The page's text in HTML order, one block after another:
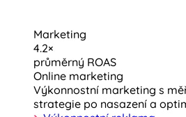
Marketing
4.2×
průměrný ROAS
Online marketing
Výkonnostní marketing s
strategie po nasazení a